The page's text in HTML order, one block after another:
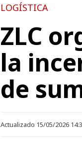
LOGÍSTICA
ZLC
la
de
Actualizado 15/05/2026